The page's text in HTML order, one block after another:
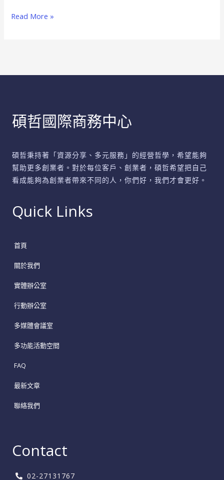
業
的
成
功
鍵
Read More »
碩哲國際商務中心
碩哲秉持著「資源分享、多元服務」的經營哲學，希望能夠
幫助更多創業者。對於每位客戶、創業者，碩哲希望把自己
看成能夠為創業者帶來不同的人，你們好，我們才會更好。
Quick Links
首頁
關於我們
實體辦公室
行動辦公室
多媒體會議室
多功能活動空間
FAQ
最新文章
聯絡我們
Contact
02-27131767